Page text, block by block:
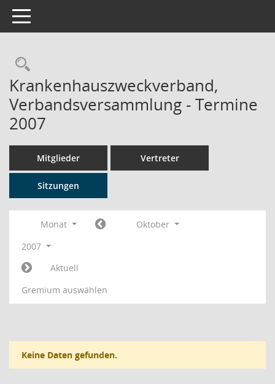
Toggle navigation
Rechercheauswahl
Krankenhauszweckverband,
Verbandsversammlung - Termine
2007
Mitglieder Vertreter
Sitzungen
Monat
Oktober
2007
Aktuell
Gremium auswählen
Keine Daten gefunden.